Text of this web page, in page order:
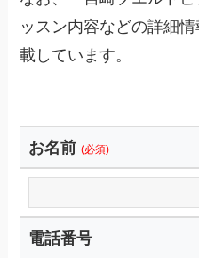
ッスン内容などの詳細
載しています。
お名前 (必須)
電話番号